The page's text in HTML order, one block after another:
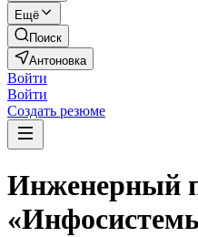
Ещё
Поиск
Антоновка
Войти
Войти
Создать резюме
Инженерный